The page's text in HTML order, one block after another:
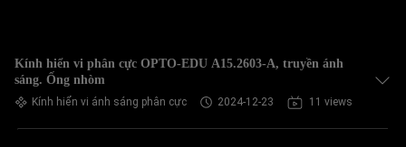
Kính hiển vi phân cực OPTO-EDU A15.2603-A, truyền ánh
sáng. Ống nhòm
Kính hiển vi ánh sáng phân cực 2024-12-23 11 views